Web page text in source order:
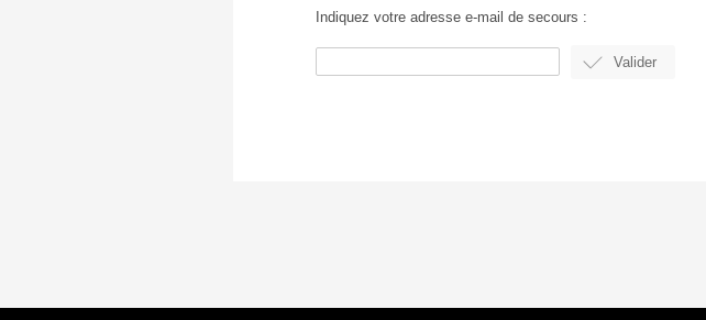
Indiquez votre adresse e-mail de secours :